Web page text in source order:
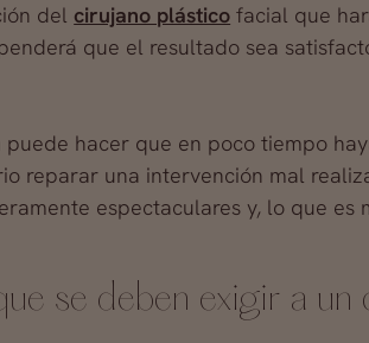
del cirujano plástico facial que
que el resultado sea
puede hacer que en poco tiempo
reparar una intervención mal
espectaculares y, lo que
se deben exigir a un